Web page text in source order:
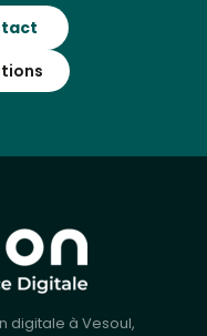
digitale à Vesoul,